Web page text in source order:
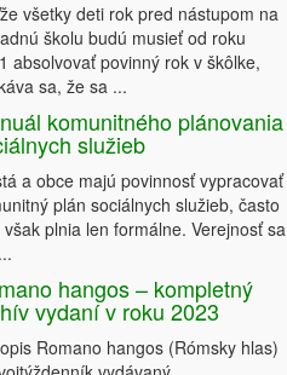
všetky deti rok pred nástupom na
školu budú musieť od roku
absolvovať povinný rok v škôlke,
sa, že sa ...
komunitného plánovania
služieb
a obce majú povinnosť vypracovať
plán sociálnych služieb, často
však plnia len formálne. Verejnosť sa
hangos – kompletný
vydaní v roku 2023
Romano hangos (Rómsky hlas)